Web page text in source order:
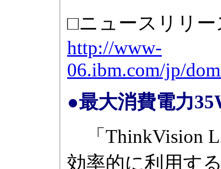
□ニュースリリー
http://www-
06.ibm.com/jp/
●最大消費電力
「ThinkVision
効率的に利用す